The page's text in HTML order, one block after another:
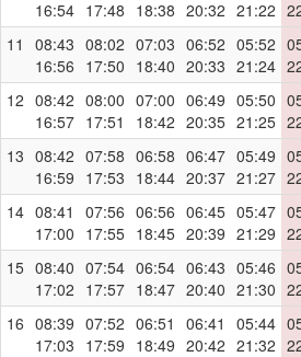
16:54 17:48 18:38 20:32 21:22
11
08:43
16:56
08:02
17:50
07:03
18:40
06:52
20:33
05:52
21:24
12 08:42
16:57
08:00
17:51
07:00
18:42
06:49
20:35
05:50
21:25
13 08:42
16:59
07:58
17:53
06:58
18:44
06:47
20:37
05:49
21:27
14 08:41
17:00
07:56
17:55
06:56
18:45
06:45
20:39
05:47
21:29
15 08:40
17:02
07:54
17:57
06:54
18:47
06:43
20:40
05:46
21:30
16 08:39
17:03
07:52
17:59
06:51
18:49
06:41
20:42
05:44
21:32